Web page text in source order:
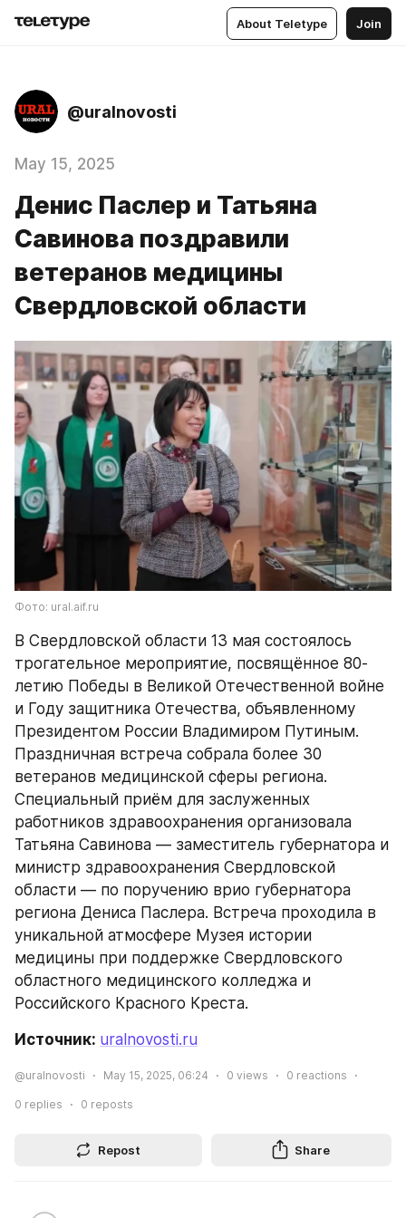
About Teletype Join
@uralnovosti
May 15, 2025
Денис Паслер и Татьяна
Савинова поздравили
ветеранов медицины
Свердловской области
Фото: ural.aif.ru
В Свердловской области 13 мая состоялось
трогательное мероприятие, посвящённое 80-
летию Победы в Великой Отечественной войне
и Году защитника Отечества, объявленному
Президентом России Владимиром Путиным.
Праздничная встреча собрала более 30
ветеранов медицинской сферы региона.
Специальный приём для заслуженных
работников здравоохранения организовала
Татьяна Савинова — заместитель губернатора и
министр здравоохранения Свердловской
области — по поручению врио губернатора
региона Дениса Паслера. Встреча проходила в
уникальной атмосфере Музея истории
медицины при поддержке Свердловского
областного медицинского колледжа и
Российского Красного Креста.
Источник: uralnovosti.ru
@uralnovosti May 15, 2025, 06:24 0 views 0 reactions
0 replies 0 reposts
Repost Share